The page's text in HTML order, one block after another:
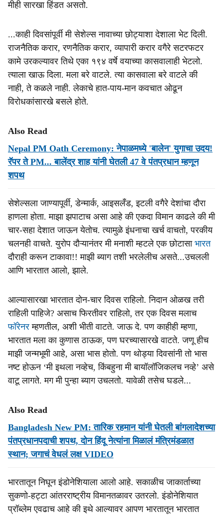
मीही सारखा हिंडत असतो.
...काही दिवसांपूर्वी मी सेशेल्स नावाच्या छोट्याशा देशाला भेट दिली.
राजनैतिक करार, रणनैतिक करार, व्यापारी करार वगैरे सटरफटर
कामे उरकल्यावर तिथे एका १९४ वर्षे वयाच्या कासवालाही भेटलो.
त्याला खाऊ दिला. मला बरे वाटले. त्या कासवाला बरे वाटले की
नाही, ते कळले नाही. लेकाचे हात-पाय-मान कवचात ओढून
विरोधकांसारखे बसले होते.
Also Read
Nepal PM Oath Ceremony: नेपाळमध्ये 'बालेन' युगाचा उदय!
रॅपर ते PM... बालेंद्र शाह यांनी घेतली 47 वे पंतप्रधान म्हणून
शपथ
सेशेल्सला जाण्यापूर्वी, डेन्मार्क, आइसलँड, इटली वगैरे देशांचा दौरा
हाणला होता. माझा झपाटाच असा आहे की एकदा विमान काढले की मी
चार-सहा देशात जाऊन येतोच. त्यामुळे इंधनाचा खर्च वाचतो, परकीय
चलनही वाचते. युरोप दौऱ्यानंतर मी मनाशी म्हटले एक छोटासा भारत
दौराही करून टाकावा!! माझी ब्याग तशी भरलेलीच असते...उचलली
आणि भारतात आलो, झाले.
आल्यासारखा भारतात दोन-चार दिवस राहिलो. निदान ओळख तरी
राहिली पाहिजे? असाच फिरतीवर राहिलो, तर एक दिवस मलाच
फॉरेनरम्हणतील, अशी भीती वाटते. जाऊ दे. पण काहीही म्हणा,
भारतात मला का कुणास ठाऊक, पण घरच्यासारखे वाटते. जणू हीच
माझी जन्मभूमी आहे, असा भास होतो. पण थोड्या दिवसांनी तो भास
नष्ट होऊन ‘मी इथला नव्हेच, किंबहुना मी बायॉलॉजिकलच नव्हे’ असे
वाटू लागते. मग मी पुन्हा ब्याग उचलतो. यावेळी तसेच घडले...
Also Read
Bangladesh New PM: तारिक रहमान यांनी घेतली बांगलादेशच्या
पंतप्रधानपदाची शपथ, दोन हिंदू नेत्यांना मिळालं मंत्रिमंडळात
स्थान; जगाचं वेधलं लक्ष VIDEO
भारतातून निघून इंडोनेशियाला आलो आहे. सकाळीच जाकार्ताच्या
सुकणो-हट्टा आंतरराष्ट्रीय विमानतळावर उतरलो. इंडोनेशियात
प्रॉब्लेम एवढाच आहे की इथे आल्यावर आपण भारतातून भारतात